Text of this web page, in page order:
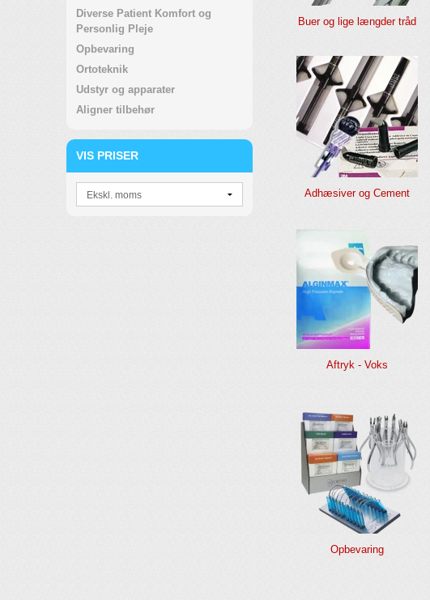
Diverse Patient Komfort og
Personlig Pleje
Opbevaring
Ortoteknik
Udstyr og apparater
Aligner tilbehør
VIS PRISER
Buer og lige længder tråd
Adhæsiver og Cement
Aftryk - Voks
Opbevaring